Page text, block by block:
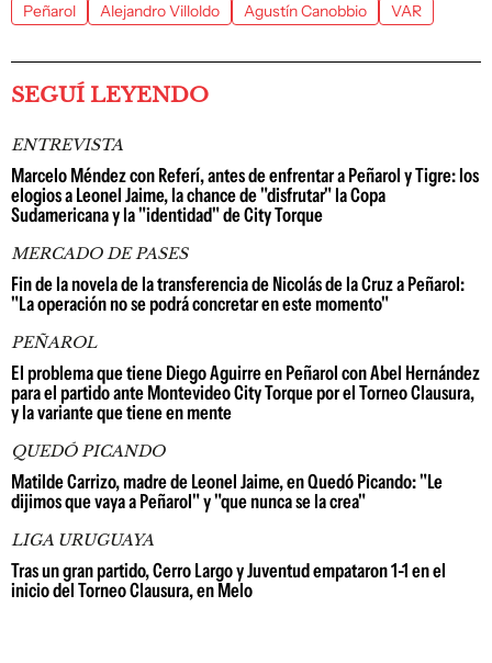
Peñarol Alejandro Villoldo Agustín Canobbio VAR
SEGUÍ LEYENDO
ENTREVISTA
Marcelo Méndez con Referí, antes de enfrentar a Peñarol y Tigre: los
elogios a Leonel Jaime, la chance de "disfrutar" la Copa
Sudamericana y la "identidad" de City Torque
MERCADO DE PASES
Fin de la novela de la transferencia de Nicolás de la Cruz a Peñarol:
"La operación no se podrá concretar en este momento"
PEÑAROL
El problema que tiene Diego Aguirre en Peñarol con Abel Hernández
para el partido ante Montevideo City Torque por el Torneo Clausura,
y la variante que tiene en mente
QUEDÓ PICANDO
Matilde Carrizo, madre de Leonel Jaime, en Quedó Picando: "Le
dijimos que vaya a Peñarol" y "que nunca se la crea"
LIGA URUGUAYA
Tras un gran partido, Cerro Largo y Juventud empataron 1-1 en el
inicio del Torneo Clausura, en Melo